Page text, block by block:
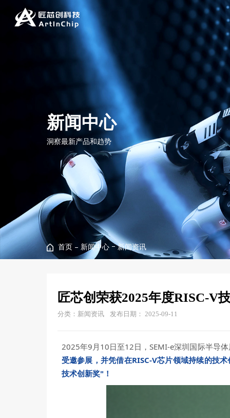
新闻中心
洞察最新产品和趋势
首页 新闻中心 新闻资讯
匠芯创荣获2025年度RISC-V
分类：新闻资讯 发布日期： 2025-09-11
2025年9月10日至12日，SEMI-e深圳国际半导
受邀参展，并凭借在RISC-V芯片领域持续的技
技术创新奖"！